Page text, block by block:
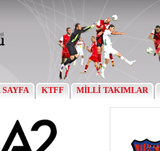
SAYFA KTFF MİLLİ TAKIMLAR